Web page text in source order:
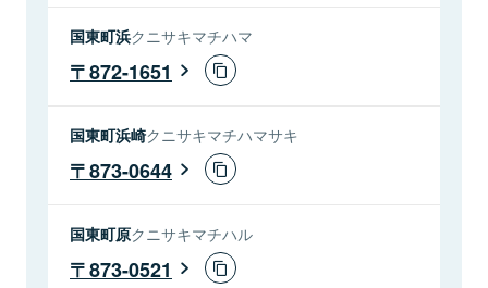
国東町浜クニサキマチハマ
872-1651
国東町浜崎クニサキマチハマサキ
873-0644
国東町原クニサキマチハル
873-0521